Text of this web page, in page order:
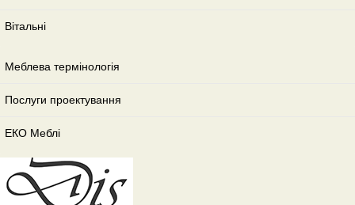
Вітальні
Меблева термінологія
Послуги проектування
ЕКО Меблі